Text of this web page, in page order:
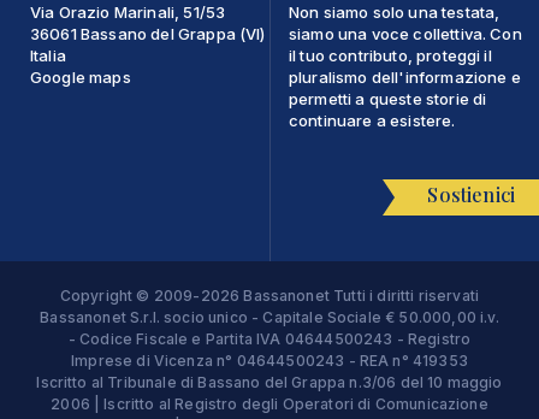
Via Orazio Marinali, 51/53
36061 Bassano del Grappa (VI)
Italia
Google maps
Non siamo solo una testata,
siamo una voce collettiva. Con
il tuo contributo, proteggi il
pluralismo dell'informazione e
permetti a queste storie di
continuare a esistere.
Sostienici
Copyright © 2009-2026 Bassanonet Tutti i diritti riservati
Bassanonet S.r.l. socio unico - Capitale Sociale € 50.000,00 i.v.
- Codice Fiscale e Partita IVA 04644500243 - Registro
Imprese di Vicenza n° 04644500243 - REA n° 419353
Iscritto al Tribunale di Bassano del Grappa n.3/06 del 10 maggio
2006 | Iscritto al Registro degli Operatori di Comunicazione